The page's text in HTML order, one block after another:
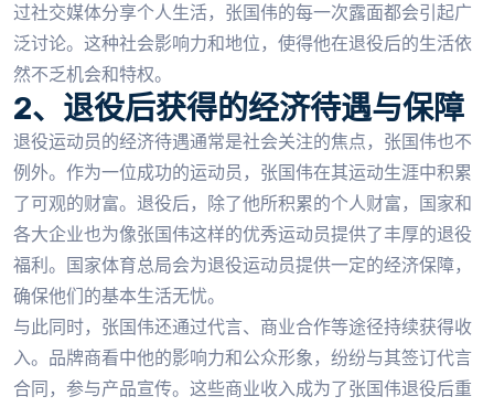
过社交媒体分享个人生活，张国伟的每一次露面都会引起广
泛讨论。这种社会影响力和地位，使得他在退役后的生活依
然不乏机会和特权。
2、退役后获得的经济待遇与保障
退役运动员的经济待遇通常是社会关注的焦点，张国伟也不
例外。作为一位成功的运动员，张国伟在其运动生涯中积累
了可观的财富。退役后，除了他所积累的个人财富，国家和
各大企业也为像张国伟这样的优秀运动员提供了丰厚的退役
福利。国家体育总局会为退役运动员提供一定的经济保障，
确保他们的基本生活无忧。
与此同时，张国伟还通过代言、商业合作等途径持续获得收
入。品牌商看中他的影响力和公众形象，纷纷与其签订代言
合同，参与产品宣传。这些商业收入成为了张国伟退役后重